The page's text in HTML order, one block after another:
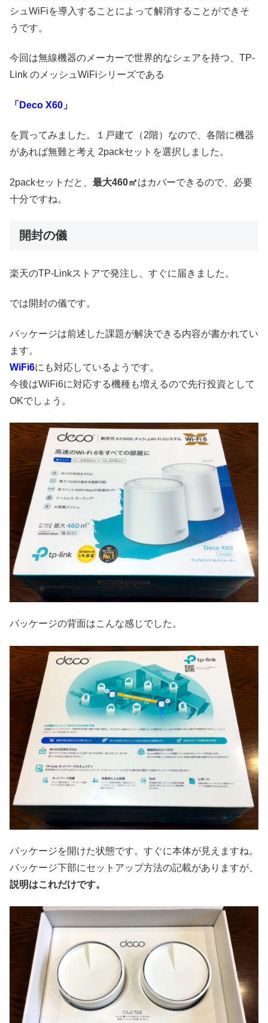
シュWiFiを導入することによって解消することができそ
うです。
今回は無線機器のメーカーで世界的なシェアを持つ、TP-
Link のメッシュWiFiシリーズである
「Deco X60」
を買ってみました。１戸建て（2階）なので、各階に機器
があれば無難と考え 2packセットを選択しました。
2packセットだと、 最大460㎡はカバーできるので、必要
十分ですね。
開封の儀
楽天のTP-Linkストアで発注し、すぐに届きました。
では開封の儀です。
パッケージは前述した課題が解決できる内容が書かれてい
ます。
WiFi6にも対応しているようです。
今後はWiFi6に対応する機種も増えるので先行投資として
OKでしょう。
パッケージの背面はこんな感じでした。
パッケージを開けた状態です。すぐに本体が見えますね。
パッケージ下部にセットアップ方法の記載がありますが、
説明はこれだけです。